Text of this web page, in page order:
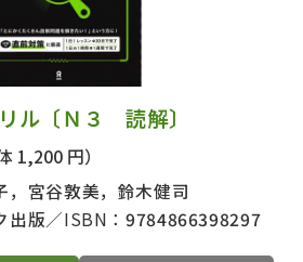
ル〔Ｎ３ 読解〕
1,200 円）
，宮谷敦美，鈴木健司
出版 ISBN：9784866398297